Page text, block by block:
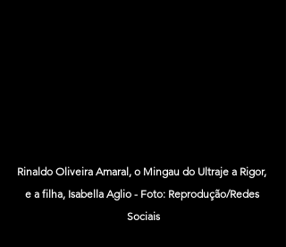
Rinaldo Oliveira Amaral, o Mingau do Ultraje a Rigor,
e a filha, Isabella Aglio - Foto: Reprodução/Redes
Sociais